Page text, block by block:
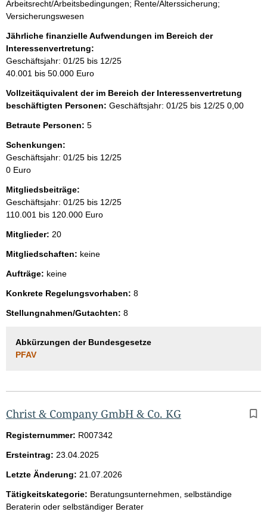
Arbeitsrecht/Arbeitsbedingungen; Rente/Alterssicherung;
Versicherungswesen
Jährliche finanzielle Aufwendungen im Bereich der
Interessenvertretung:
Geschäftsjahr: 01/25 bis 12/25
40.001 bis 50.000 Euro
Vollzeitäquivalent der im Bereich der Interessenvertretung
beschäftigten Personen: Geschäftsjahr: 01/25 bis 12/25 0,00
Betraute Personen: 5
Schenkungen:
Geschäftsjahr: 01/25 bis 12/25
0 Euro
Mitgliedsbeiträge:
Geschäftsjahr: 01/25 bis 12/25
110.001 bis 120.000 Euro
Mitglieder: 20
Mitgliedschaften: keine
Aufträge: keine
Konkrete Regelungsvorhaben: 8
Stellungnahmen/Gutachten: 8
Abkürzungen der Bundesgesetze
PFAV
Christ & Company GmbH & Co. KG
Registernummer: R007342
Ersteintrag: 23.04.2025
Letzte Änderung: 21.07.2026
Tätigkeitskategorie: Beratungsunternehmen, selbständige
Beraterin oder selbständiger Berater